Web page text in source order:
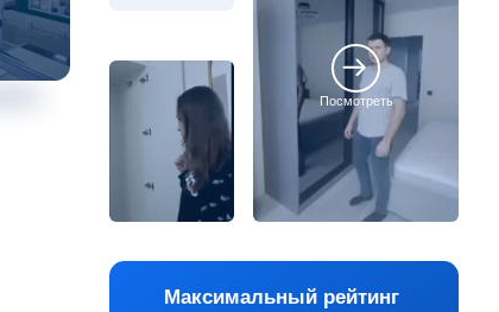
Посмотреть
Максимальный рейтинг